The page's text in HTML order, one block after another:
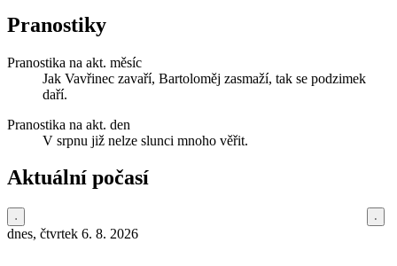
Pranostiky
Pranostika na akt. měsíc
Jak Vavřinec zavaří, Bartoloměj zasmaží, tak se podzimek
daří.
Pranostika na akt. den
V srpnu již nelze slunci mnoho věřit.
Aktuální počasí
dnes, čtvrtek 6. 8. 2026